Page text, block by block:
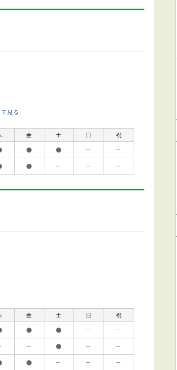
見る
金 土 日
祝
● ● －
－
● － － －
金 土 日
祝
● ● －
－
－ ● －
－
● － － －